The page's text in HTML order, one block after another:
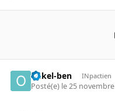
onkel-ben INpactien
Posté(e) le 25